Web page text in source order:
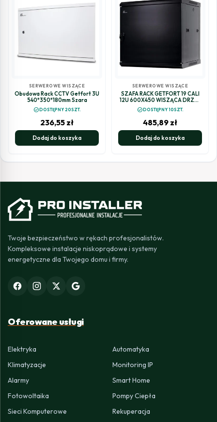
SERWEROWE WISZĄCE
Obudowa Rack CCTV Getfort 3U
540*350*180mm Szara
check_circleDOSTĘPNY 20SZT.
236,55 zł
Dodaj do koszyka
SERWEROWE WISZĄCE
SZAFA RACK GETFORT 19 CALI
12U 600X450 WISZĄCA DRZWI
STALOWE
check_circleDOSTĘPNY 10SZT.
485,89 zł
Dodaj do koszyka
Twoje bezpieczeństwo w rękach profesjonalistów.
Kompleksowe instalacje niskoprądowe i systemy
energetyczne dla Twojego domu i firmy.
Oferowane usługi
Elektryka
Automatyka
Klimatyzacje
Monitoring IP
Alarmy
Smart Home
Fotowoltaika
Pompy Ciepła
Sieci Komputerowe
Rekuperacja